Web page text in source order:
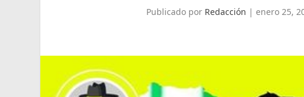
Publicado por Redacción | enero 25,